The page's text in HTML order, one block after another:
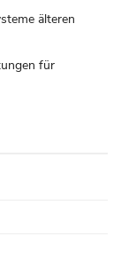
älteren
für